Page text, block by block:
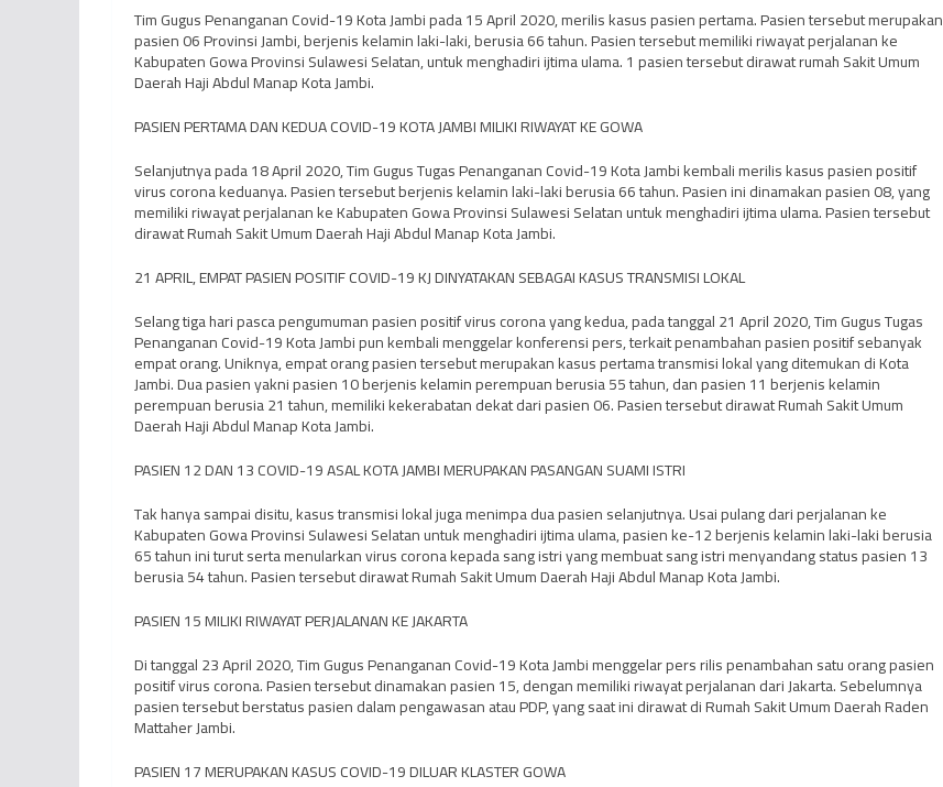
Tim Gugus Penanganan Covid-19 Kota Jambi pada 15 April 2020, merilis kasus pasien pertama. Pasien tersebut merupakan
pasien 06 Provinsi Jambi, berjenis kelamin laki-laki, berusia 66 tahun. Pasien tersebut memiliki riwayat perjalanan ke
Kabupaten Gowa Provinsi Sulawesi Selatan, untuk menghadiri ijtima ulama. 1 pasien tersebut dirawat rumah Sakit Umum
Daerah Haji Abdul Manap Kota Jambi.
PASIEN PERTAMA DAN KEDUA COVID-19 KOTA JAMBI MILIKI RIWAYAT KE GOWA
Selanjutnya pada 18 April 2020, Tim Gugus Tugas Penanganan Covid-19 Kota Jambi kembali merilis kasus pasien positif
virus corona keduanya. Pasien tersebut berjenis kelamin laki-laki berusia 66 tahun. Pasien ini dinamakan pasien 08, yang
memiliki riwayat perjalanan ke Kabupaten Gowa Provinsi Sulawesi Selatan untuk menghadiri ijtima ulama. Pasien tersebut
dirawat Rumah Sakit Umum Daerah Haji Abdul Manap Kota Jambi.
21 APRIL, EMPAT PASIEN POSITIF COVID-19 KJ DINYATAKAN SEBAGAI KASUS TRANSMISI LOKAL
Selang tiga hari pasca pengumuman pasien positif virus corona yang kedua, pada tanggal 21 April 2020, Tim Gugus Tugas
Penanganan Covid-19 Kota Jambi pun kembali menggelar konferensi pers, terkait penambahan pasien positif sebanyak
empat orang. Uniknya, empat orang pasien tersebut merupakan kasus pertama transmisi lokal yang ditemukan di Kota
Jambi. Dua pasien yakni pasien 10 berjenis kelamin perempuan berusia 55 tahun, dan pasien 11 berjenis kelamin
perempuan berusia 21 tahun, memiliki kekerabatan dekat dari pasien 06. Pasien tersebut dirawat Rumah Sakit Umum
Daerah Haji Abdul Manap Kota Jambi.
PASIEN 12 DAN 13 COVID-19 ASAL KOTA JAMBI MERUPAKAN PASANGAN SUAMI ISTRI
Tak hanya sampai disitu, kasus transmisi lokal juga menimpa dua pasien selanjutnya. Usai pulang dari perjalanan ke
Kabupaten Gowa Provinsi Sulawesi Selatan untuk menghadiri ijtima ulama, pasien ke-12 berjenis kelamin laki-laki berusia
65 tahun ini turut serta menularkan virus corona kepada sang istri yang membuat sang istri menyandang status pasien 13
berusia 54 tahun. Pasien tersebut dirawat Rumah Sakit Umum Daerah Haji Abdul Manap Kota Jambi.
PASIEN 15 MILIKI RIWAYAT PERJALANAN KE JAKARTA
Di tanggal 23 April 2020, Tim Gugus Penanganan Covid-19 Kota Jambi menggelar pers rilis penambahan satu orang pasien
positif virus corona. Pasien tersebut dinamakan pasien 15, dengan memiliki riwayat perjalanan dari Jakarta. Sebelumnya
pasien tersebut berstatus pasien dalam pengawasan atau PDP, yang saat ini dirawat di Rumah Sakit Umum Daerah Raden
Mattaher Jambi.
PASIEN 17 MERUPAKAN KASUS COVID-19 DILUAR KLASTER GOWA